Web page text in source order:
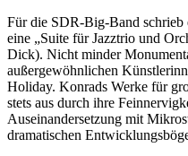
Für die SDR-Big-Band
eine „Suite für Jazztrio und
Dick). Nicht minder
außergewöhnlichen
Holiday. Konrads Werke für
stets aus durch ihre
Auseinandersetzung mit
dramatischen